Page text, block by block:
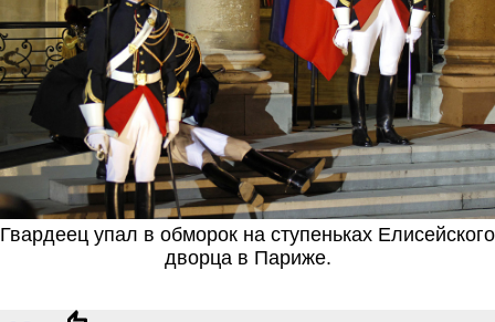
Гвардеец упал в обморок на ступеньках Елисейского
дворца в Париже.